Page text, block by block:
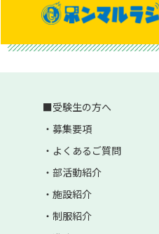
受験生の方へ
募集要項
よくあるご質問
部活動紹介
施設紹介
制服紹介